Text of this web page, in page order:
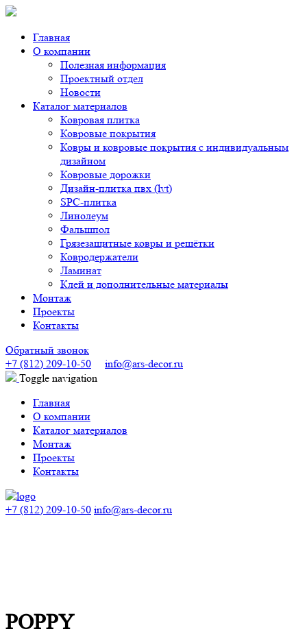
Главная
О компании
Полезная информация
Проектный отдел
Новости
Каталог материалов
Ковровая плитка
Ковровые покрытия
Ковры и ковровые покрытия с индивидуальным
дизайном
Ковровые дорожки
Дизайн-плитка пвх (lvt)
SPC-плитка
Линолеум
Фальшпол
Грязезащитные ковры и решётки
Ковродержатели
Ламинат
Клей и дополнительные материалы
Монтаж
Проекты
Контакты
Обратный звонок
+7 (812) 209-10-50
info@ars-decor.ru
Toggle navigation
Главная
О компании
Каталог материалов
Монтаж
Проекты
Контакты
+7 (812) 209-10-50 info@ars-decor.ru
POPPY